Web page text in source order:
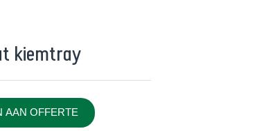
kiemtray
AAN OFFERTE